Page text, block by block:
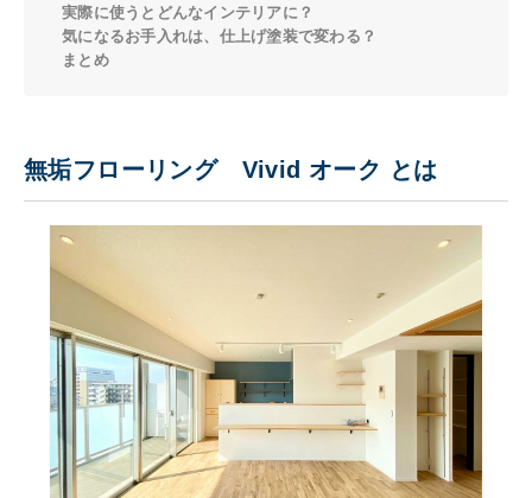
実際に使うとどんなインテリアに？
気になるお手入れは、仕上げ塗装で変わる？
まとめ
無垢フローリング Vivid オーク とは